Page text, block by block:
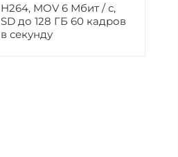
H264, MOV 6 Мбит / с,
SD до 128 ГБ 60 кадров
в секунду